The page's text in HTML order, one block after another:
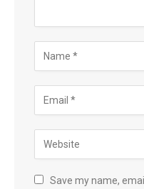
Save my name,